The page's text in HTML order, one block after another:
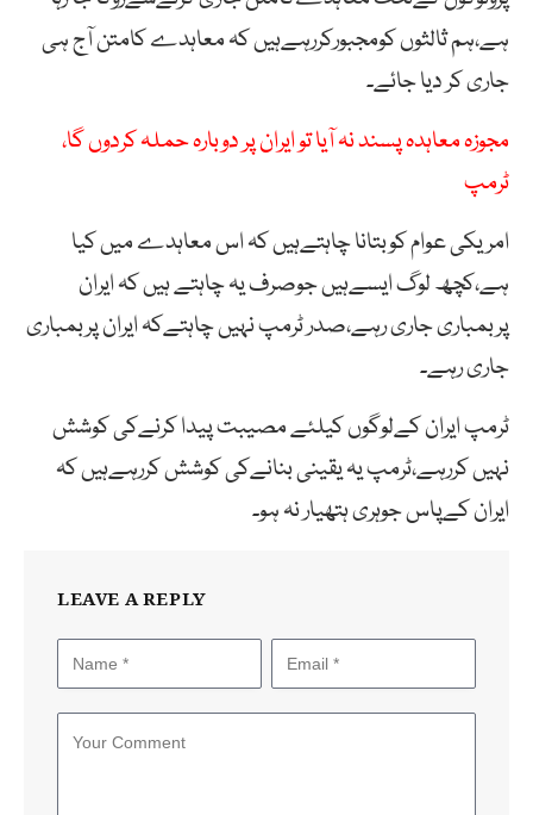
ہے،ہم ثالثوں کومجبورکررہےہیں کہ معاہدے کامتن آج ہی
جاری کر دیا جائے۔
مجوزہ معاہدہ پسند نہ آیا تو ایران پر دوبارہ حملہ کردوں گا،
ٹرمپ
امریکی عوام کوبتانا چاہتےہیں کہ اس معاہدے میں کیا
ہے،کچھ لوگ ایسےہیں جوصرف یہ چاہتے ہیں کہ ایران
پربمباری جاری رہے،صدر ٹرمپ نہیں چاہتےکہ ایران پربمباری
جاری رہے۔
ٹرمپ ایران کےلوگوں کیلئے مصیبت پیدا کرنےکی کوشش
نہیں کررہے،ٹرمپ یہ یقینی بنانےکی کوشش کررہےہیں کہ
ایران کےپاس جوہری ہتھیار نہ ہو۔
LEAVE A REPLY